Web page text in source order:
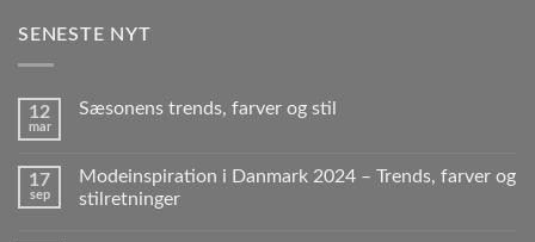
SENESTE NYT
12
mar
Sæsonens trends, farver og stil
17
sep
Modeinspiration i Danmark 2024 – Trends, farver og
stilretninger